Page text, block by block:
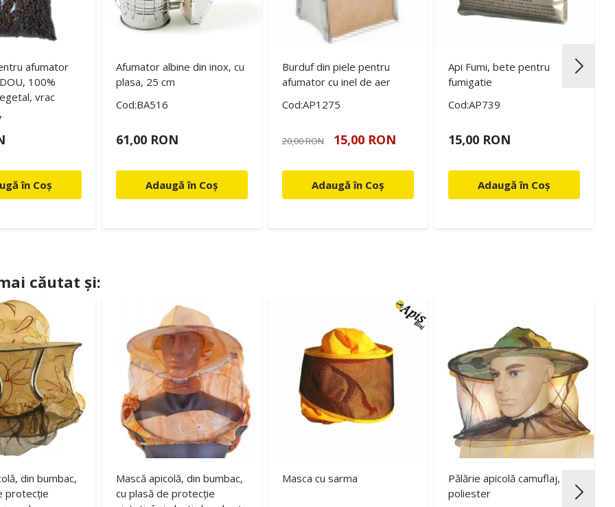
afumator
100%
vrac
în Coș
Afumator albine din inox, cu
plasa, 25 cm
Cod:BA516
61,00 RON
Adaugă în Coș
Burduf din piele pentru
afumator cu inel de aer
Cod:AP1275
20,00 RON 15,00 RON
Adaugă în Coș
Api Fumi, bete pentru
fumigatie
Cod:AP739
15,00 RON
Adaugă în Coș
căutat și:
din bumbac,
protecție
Mască apicolă, din bumbac,
cu plasă de protecție
Masca cu sarma
Pălărie apicolă camuflaj, din
poliester